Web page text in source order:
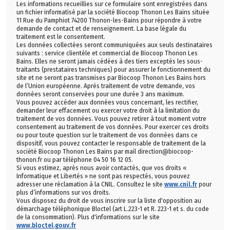
Les informations recueillies sur ce formulaire sont enregistrées dans
un fichier informatisé par la société Biocoop Thonon Les Bains située
11 Rue du Pamphiot 74200 Thonon-les-Bains pour répondre à votre
demande de contact et de renseignement. La base légale du
traitement est le consentement.
Les données collectées seront communiquées aux seuls destinataires
suivants : service clientèle et commercial de Biocoop Thonon Les
Bains. Elles ne seront jamais cédées à des tiers exceptés les sous-
traitants (prestataires techniques) pour assurer le fonctionnement du
site et ne seront pas transmises par Biocoop Thonon Les Bains hors
de l’Union européenne. Après traitement de votre demande, vos
données seront conservées pour une durée 3 ans maximum.
Vous pouvez accéder aux données vous concernant, les rectifier,
demander leur effacement ou exercer votre droit à la limitation du
traitement de vos données. Vous pouvez retirer à tout moment votre
consentement au traitement de vos données. Pour exercer ces droits
ou pour toute question sur le traitement de vos données dans ce
dispositif, vous pouvez contacter le responsable de traitement de la
société Biocoop Thonon Les Bains par mail direction@biocoop-
thonon.fr ou par téléphone 04 50 16 12 05.
Si vous estimez, après nous avoir contactés, que vos droits «
Informatique et Libertés » ne sont pas respectés, vous pouvez
adresser une réclamation à la CNIL. Consultez le site www.cnil.fr pour
plus d’informations sur vos droits.
Vous disposez du droit de vous inscrire sur la liste d'opposition au
démarchage téléphonique Bloctel (art L.223-1 et R. 223-1 et s. du code
de la consommation). Plus d'informations sur le site
www.bloctel.gouv.fr